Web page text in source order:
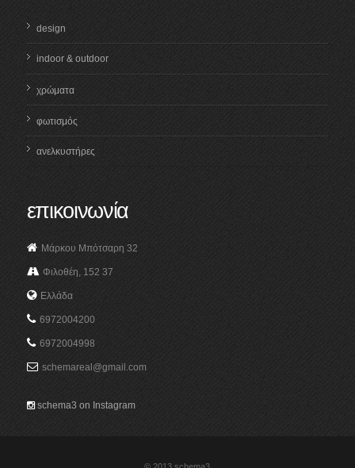
design
indoor & outdoor
χρώματα
φωτισμός
ανελκυστήρες
επικοινωνία
Μάρκου Μπότσαρη 32
Φιλοθέη, 152 37
Ελλάδα
6972004200
6972004998
schemareal@gmail.com
schema3 on Instagram